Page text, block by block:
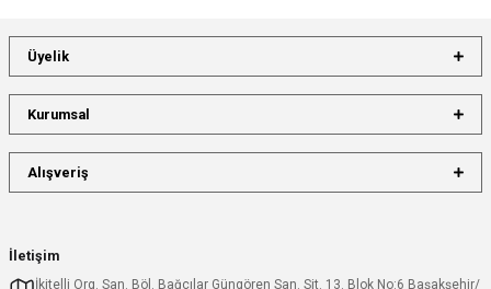
İletişim
İkitelli Org. San. Böl. Bağcılar Güngören San. Sit. 13. Blok No:6 Başakşehir/
Üyelik
Kurumsal
Alışveriş